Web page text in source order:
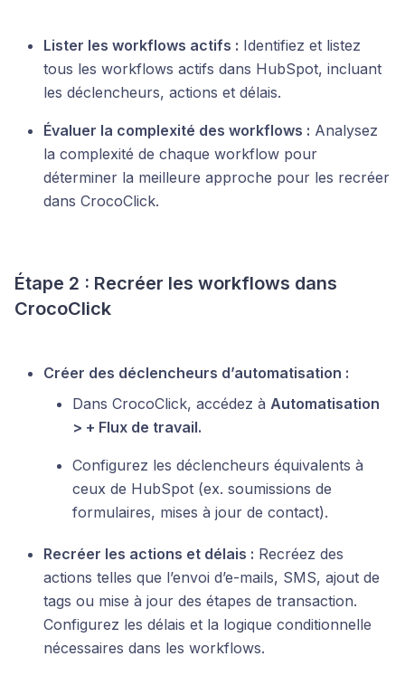
Lister les workflows actifs : Identifiez et listez
tous les workflows actifs dans HubSpot, incluant
les déclencheurs, actions et délais.
Évaluer la complexité des workflows : Analysez
la complexité de chaque workflow pour
déterminer la meilleure approche pour les recréer
dans CrocoClick.
Étape 2 : Recréer les workflows dans
CrocoClick
Créer des déclencheurs d’automatisation :
Dans CrocoClick, accédez à Automatisation
> + Flux de travail.
Configurez les déclencheurs équivalents à
ceux de HubSpot (ex. soumissions de
formulaires, mises à jour de contact).
Recréer les actions et délais : Recréez des
actions telles que l’envoi d’e-mails, SMS, ajout de
tags ou mise à jour des étapes de transaction.
Configurez les délais et la logique conditionnelle
nécessaires dans les workflows.